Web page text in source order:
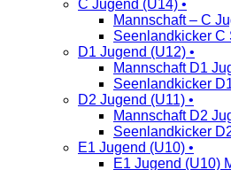
C Jugend (U14) •
Mannschaft – C
Seenlandkicker C
D1 Jugend (U12) •
Mannschaft D1
Seenlandkicker
D2 Jugend (U11) •
Mannschaft D2
Seenlandkicker
E1 Jugend (U10) •
E1 Jugend (U10)